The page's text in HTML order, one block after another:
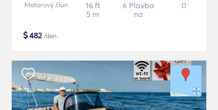
Motorový člun
16 ft
5 m
6 Plavba
na
0
$482/den